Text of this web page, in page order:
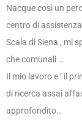
Nacque così un
centro di
Scala di Siena , mi
che comunali …
Il mio lavoro e ‘ il
di ricerca assai
approfondito…